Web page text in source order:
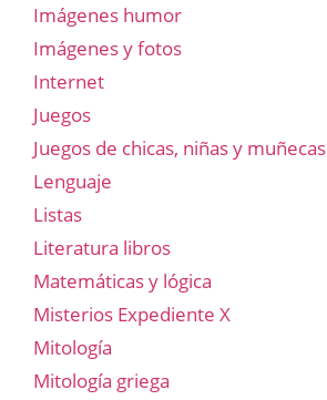
Imágenes humor
Imágenes y fotos
Internet
Juegos
Juegos de chicas, niñas y muñecas
Lenguaje
Listas
Literatura libros
Matemáticas y lógica
Misterios Expediente X
Mitología
Mitología griega